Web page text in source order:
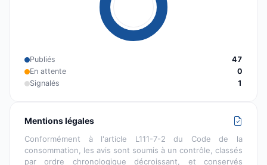
Publiés
47
En attente
0
Signalés
1
Mentions légales
Conformément à l'article L111-7-2 du Code de la
consommation, les avis sont soumis à un contrôle, classés
par ordre chronologique décroissant, et conservés